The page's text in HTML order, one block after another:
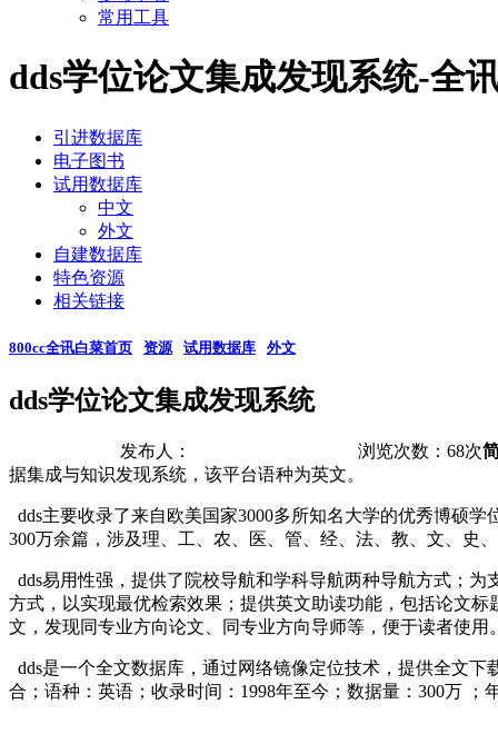
常用工具
dds学位论文集成发现系统-全
引进数据库
电子图书
试用数据库
中文
外文
自建数据库
特色资源
相关链接
800cc全讯白菜首页 资源 试用数据库 外文
dds学位论文集成发现系统
发布人： 浏览次数： 68次
据集成与知识发现系统，该平台语种为英文。
dds主要收录了来自欧美国家3000多所知名大学的优秀博硕
300万余篇，涉及理、工、农、医、管、经、法、教、文、史
dds易用性强，提供了院校导航和学科导航两种导航方式；
方式，以实现最优检索效果；提供英文助读功能，包括论文
文，发现同专业方向论文、同专业方向导师等，便于读者使用
dds是一个全文数据库，通过网络镜像定位技术，提供全文
合；语种：英语；收录时间：1998年至今；数据量：300万 ；